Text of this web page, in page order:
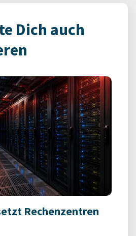
Dich auch
Rechenzentren